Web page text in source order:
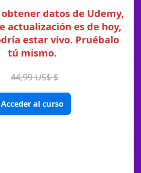
datos de Udemy,
actualización es de hoy,
estar vivo. Pruébalo
tú mismo.
44,99 US$ $
Acceder al curso